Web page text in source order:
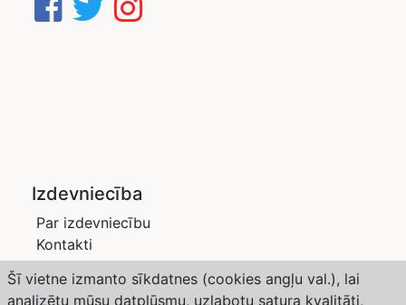
Izdevniecība
Par izdevniecību
Kontakti
Privātuma politika
Žurnāli
Šī vietne izmanto sīkdatnes (cookies angļu val.), lai
analizētu mūsu datplūsmu, uzlabotu satura kvalitāti,